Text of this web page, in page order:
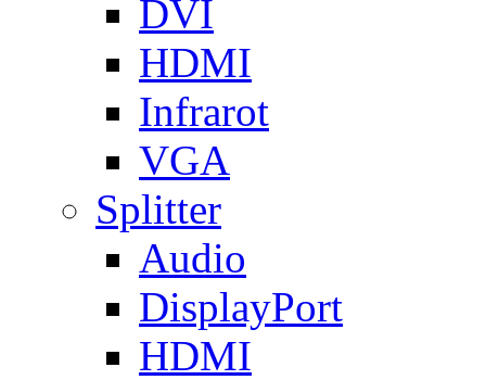
DVI
HDMI
Infrarot
VGA
Splitter
Audio
DisplayPort
HDMI